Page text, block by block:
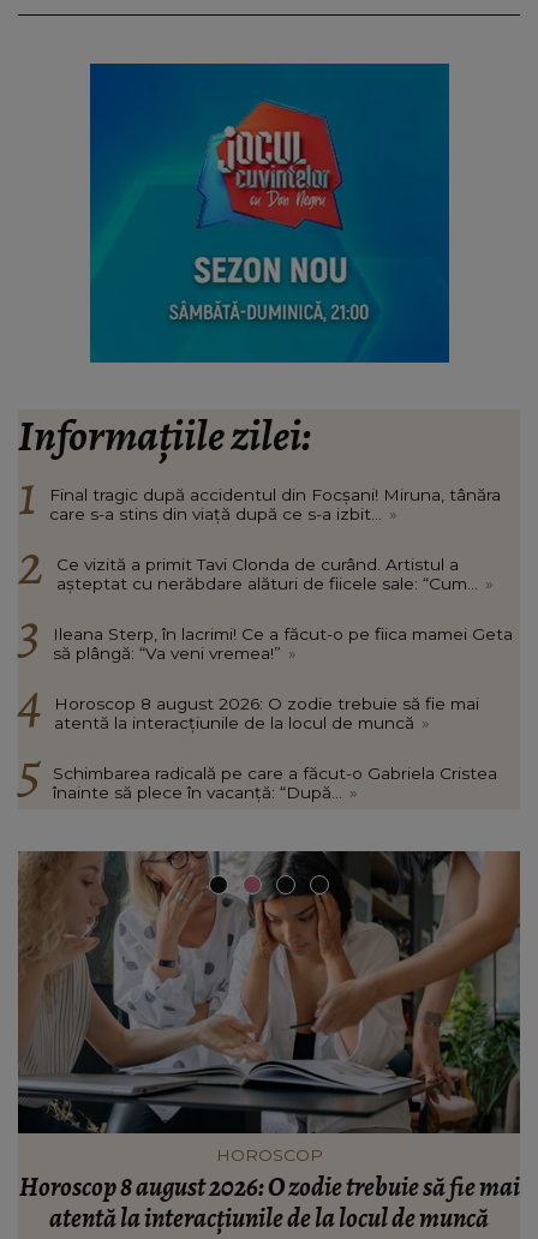
Informațiile zilei:
Final tragic după accidentul din Focșani! Miruna, tânăra
care s-a stins din viață după ce s-a izbit...
»
Ce vizită a primit Tavi Clonda de curând. Artistul a
așteptat cu nerăbdare alături de fiicele sale: “Cum...
»
Ileana Sterp, în lacrimi! Ce a făcut-o pe fiica mamei Geta
să plângă: “Va veni vremea!” »
Horoscop 8 august 2026: O zodie trebuie să fie mai
atentă la interacțiunile de la locul de muncă »
Schimbarea radicală pe care a făcut-o Gabriela Cristea
înainte să plece în vacanță: “După...
»
VEDETE
Schimbarea radicală pe care a făcut-o Gabriela
Cristea înainte să plece în vacanță: “După foarte